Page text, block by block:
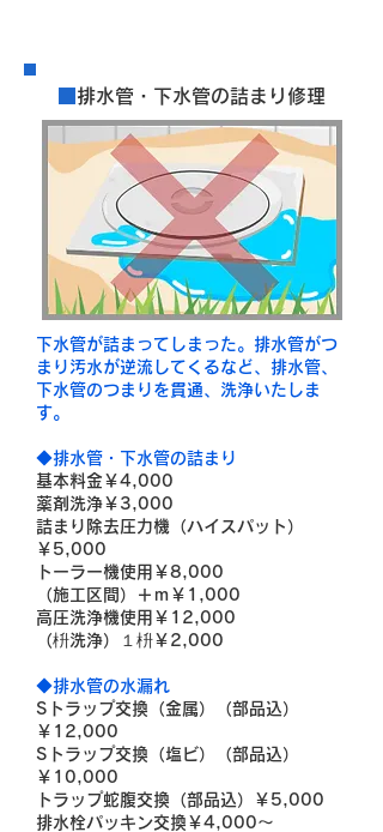
排水管・下水管の詰まり修理
下水管が詰まってしまった。排水管がつ
まり汚水が逆流してくるなど、排水管、
下水管のつまりを貫通、洗浄いたしま
す。
◆排水管・下水管の詰まり
基本料金￥4,000
薬剤洗浄￥3,000
詰まり除去圧力機（ハイスパット）
￥5,000
トーラー機使用￥8,000
（施工区間）＋ｍ￥1,000
高圧洗浄機使用￥12,000
（枡洗浄）１枡￥2,000
◆排水管の水漏れ
Sトラップ交換（金属）（部品込）
￥12,000
Sトラップ交換（塩ビ）（部品込）
￥10,000
トラップ蛇腹交換（部品込）￥5,000
排水栓パッキン交換￥4,000～